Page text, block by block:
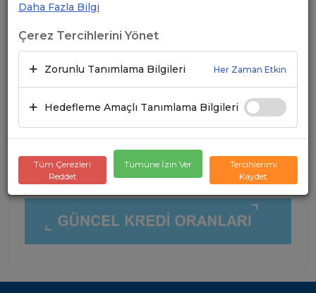
Daha Fazla Bilgi
Çerez Tercihlerini Yönet
Zorunlu Tanımlama Bilgileri Her Zaman Etkin
Hedefleme Amaçlı Tanımlama Bilgileri
Tüm Çerezleri
Reddet
Tümüne İzin Ver
Tercihlerimi
Kaydet